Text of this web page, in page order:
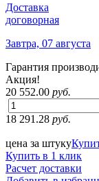
Доставка
договорная
Завтра, 07 августа
Гарантия
Акция!
20 552.00 руб.
18 291.28 руб.
цена за штуку
Купить в 1 клик
Расчет доставки